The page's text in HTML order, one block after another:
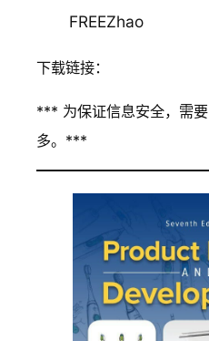
FREEZhao
下载链接：
*** 为保证信息安全，需要
多。***